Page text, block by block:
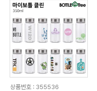
상품번호 : 355536